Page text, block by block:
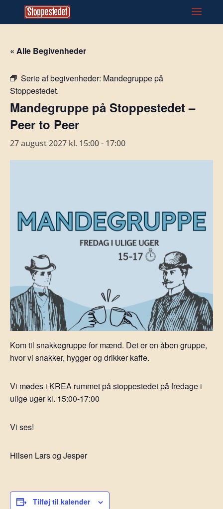
« Alle Begivenheder
Serie af begivenheder: Mandegruppe på
Stoppestedet.
Mandegruppe på Stoppestedet –
Peer to Peer
27 august 2027 kl. 15:00- 17:00
Kom til snakkegruppe for mænd. Det er en åben gruppe,
hvor vi snakker, hygger og drikker kaffe.
Vi mødes i KREA rummet på stoppestedet på fredage i
ulige uger kl. 15:00-17:00
Vi ses!
Hilsen Lars og Jesper
Tilføj til kalender